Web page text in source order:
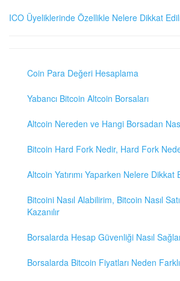
ICO Üyeliklerinde Özellikle Nelere Dikkat
Coin Para Değeri Hesaplama
Yabancı Bitcoin Altcoin Borsaları
Altcoin Nereden ve Hangi Borsadan
Bitcoin Hard Fork Nedir, Hard Fork
Altcoin Yatırımı Yaparken Nelere Dikkat
Bitcoini Nasıl Alabilirim, Bitcoin Nasıl
Kazanılır
Borsalarda Hesap Güvenliği Nasıl
Borsalarda Bitcoin Fiyatları Neden